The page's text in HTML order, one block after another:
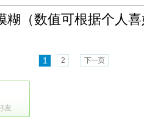
（数值可根据个人喜
1 2 下一页
友